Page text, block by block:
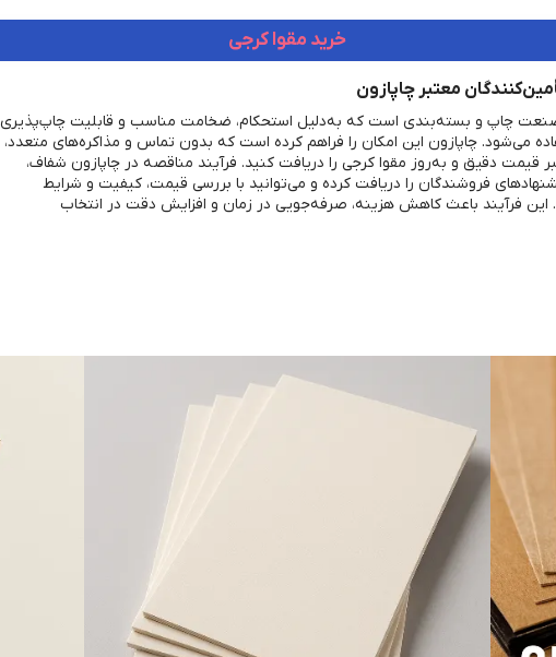
خرید مقوا کرجی
معتبر چاپازون
چاپ و بسته‌بندی است که به‌دلیل استحکام، ضخامت مناسب و قابلیت چاپ‌پذیری
می‌شود. چاپازون این امکان را فراهم کرده است که بدون تماس و مذاکره‌های متعدد،
قیمت دقیق و به‌روز مقوا کرجی را دریافت کنید. فرآیند مناقصه در چاپازون شفاف،
فروشندگان را دریافت کرده و می‌توانید با بررسی قیمت، کیفیت و شرایط
این فرآیند باعث کاهش هزینه، صرفه‌جویی در زمان و افزایش دقت در انتخاب